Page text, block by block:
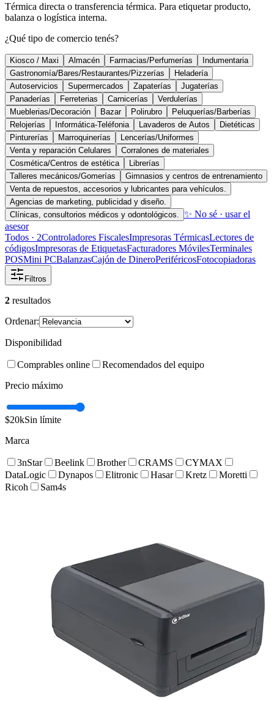
Térmica directa o transferencia térmica. Para etiquetar producto,
balanza o logística interna.
¿Qué tipo de comercio tenés?
Kiosco / Maxi Almacén Farmacias/Perfumerías
Indumentaria
Gastronomía/Bares/Restaurantes/Pizzerías
Heladería
Autoservicios
Supermercados Zapaterías
Jugaterías
Panaderías
Ferreterias Carnicerías
Verdulerías
Mueblerias/Decoración
Bazar Polirubro
Peluquerías/Barberías
Relojerías
Informática-Teléfonia Lavaderos de Autos
Dietéticas
Pinturerías
Marroquinerías
Lencerías/Uniformes
Venta y reparación Celulares
Corralones de materiales
Cosmética/Centros de estética
Librerías
Talleres mecánicos/Gomerías
Gimnasios y centros de entrenamiento
Venta de repuestos, accesorios y lubricantes para vehículos.
Agencias de marketing, publicidad y diseño.
Clínicas, consultorios médicos y odontológicos.
✨ No sé · usar el
asesor
Todos · 2Controladores FiscalesImpresoras TérmicasLectores de
códigosImpresoras de EtiquetasFacturadores MóvilesTerminales
POSMini PCBalanzasCajón de DineroPeriféricosFotocopiadoras
Filtros
2 resultados
Ordenar:
Disponibilidad
Comprables online
Recomendados del equipo
Precio máximo
$20kSin límite
Marca
3nStar Beelink Brother CRAMS
CYMAX
DataLogic
Dynapos Elitronic Hasar Kretz
Moretti
Ricoh
Sam4s